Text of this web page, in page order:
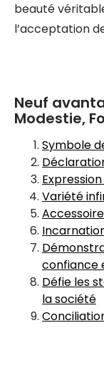
beauté
l’acceptation
Neuf
Modestie,
Symbole
Variété
confiance
Défie les
la société